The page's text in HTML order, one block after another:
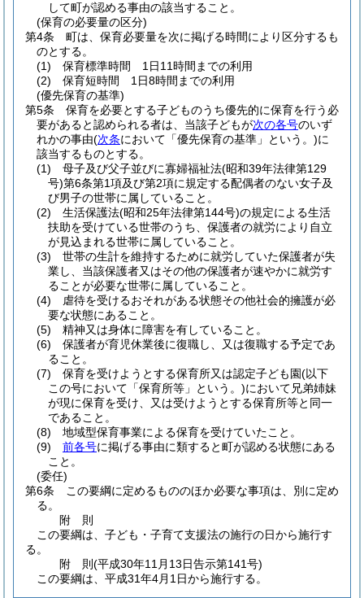
して町が認める事由の該当すること。
(保育の必要量の区分)
第4条
町は、保育必要量を次に掲げる時間により区分するも
のとする。
(1)
保育標準時間 1日11時間までの利用
(2)
保育短時間 1日8時間までの利用
(優先保育の基準)
第5条
保育を必要とする子どものうち優先的に保育を行う必
要があると認められる者は、当該子どもが次の各号のいず
れかの事由(次条において「優先保育の基準」という。)に
該当するものとする。
(1)
母子及び父子並びに寡婦福祉法(昭和39年法律第129
号)第6条第1項及び第2項に規定する配偶者のない女子及
び男子の世帯に属していること。
(2)
生活保護法(昭和25年法律第144号)の規定による生活
扶助を受けている世帯のうち、保護者の就労により自立
が見込まれる世帯に属していること。
(3)
世帯の生計を維持するために就労していた保護者が失
業し、当該保護者又はその他の保護者が速やかに就労す
ることが必要な世帯に属していること。
(4)
虐待を受けるおそれがある状態その他社会的擁護が必
要な状態にあること。
(5)
精神又は身体に障害を有していること。
(6)
保護者が育児休業後に復職し、又は復職する予定であ
ること。
(7)
保育を受けようとする保育所又は認定子ども園(以下
この号において「保育所等」という。)において兄弟姉妹
が現に保育を受け、又は受けようとする保育所等と同一
であること。
(8)
地域型保育事業による保育を受けていたこと。
(9)
前各号に掲げる事由に類すると町が認める状態にある
こと。
(委任)
第6条
この要綱に定めるもののほか必要な事項は、別に定め
る。
附 則
この要綱は、子ども・子育て支援法の施行の日から施行す
る。
附 則(平成30年11月13日告示第141号)
この要綱は、平成31年4月1日から施行する。